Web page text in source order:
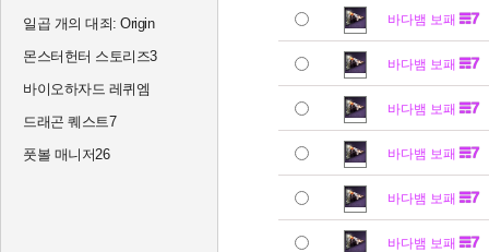
일곱 개의 대죄: Origin
몬스터헌터 스토리즈3
바이오하자드 레퀴엠
드래곤 퀘스트7
풋볼 매니저26
바다뱀 보패
바다뱀 보패
바다뱀 보패
바다뱀 보패
바다뱀 보패
바다뱀 보패